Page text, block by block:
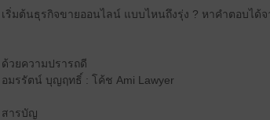
เริ่มต้นธุรกิจขายออนไลน์ แบบไหนถึงรุ่ง ? หาคำตอบได้
ด้วยความปรารถดี
อมรรัตน์ บุญฤทธิ์ : โค้ช Ami Lawyer
สารบัญ